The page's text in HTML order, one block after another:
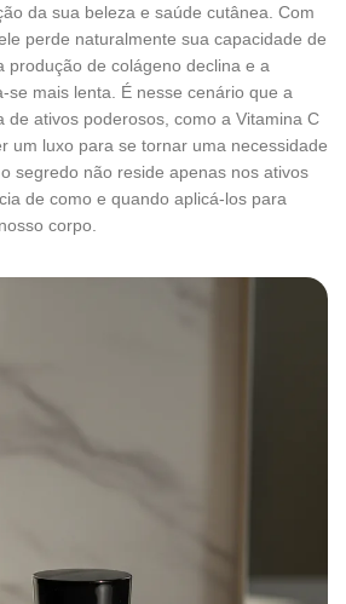
da sua beleza e saúde cutânea. Com
perde naturalmente sua capacidade de
produção de colágeno declina e a
se mais lenta. É nesse cenário que a
de ativos poderosos, como a Vitamina C
um luxo para se tornar uma necessidade
segredo não reside apenas nos ativos
de como e quando aplicá-los para
corpo.